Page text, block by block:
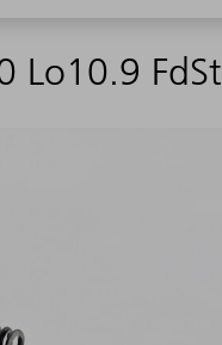
Lo10.9 FdSt